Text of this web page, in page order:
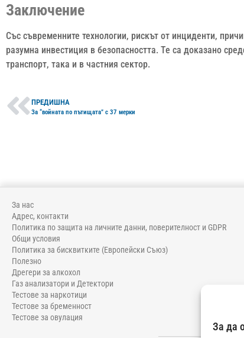
За да
Заключение
Със съвременните технологии, рискът от инциденти,
разумна инвестиция в безопасността. Те са доказано
транспорт, така и в частния сектор.
ПРЕДИШНА
За “войната по пътищата” с 37 мерки
За нас
Адрес, контакти
Политика по защита на личните данни, поверителност и GDPR
Общи условия
Политика за бисквитките (Европейски Съюз)
Полезно
Дрегери за алкохол
Газ анализатори и Детектори
Тестове за наркотици
Тестове за бременност
Тестове за овулация